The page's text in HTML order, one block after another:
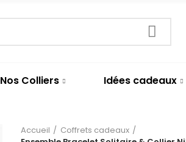
Nos Colliers Idées cadeaux
Accueil
Coffrets cadeaux